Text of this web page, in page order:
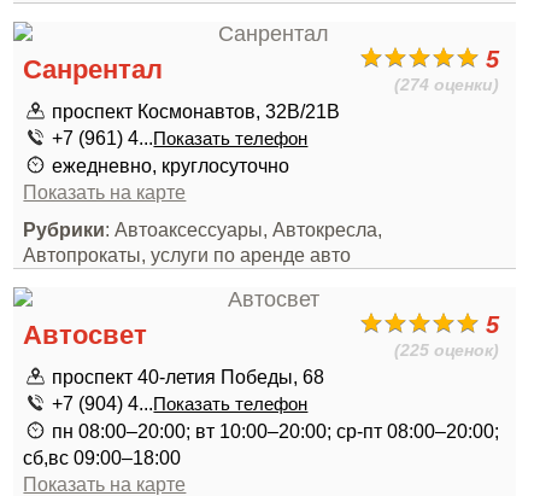
5
(274 оценки)
Санрентал
проспект Космонавтов, 32В/21В
+7 (961) 4...Показать телефон
ежедневно, круглосуточно
Показать на карте
Рубрики: Автоаксессуары, Автокресла,
Автопрокаты, услуги по аренде авто
5
(225 оценок)
Автосвет
проспект 40-летия Победы, 68
+7 (904) 4...Показать телефон
пн 08:00–20:00; вт 10:00–20:00; ср-пт 08:00–20:00;
сб,вс 09:00–18:00
Показать на карте